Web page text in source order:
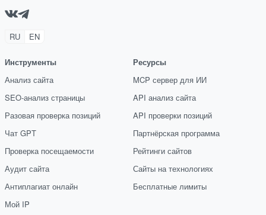
RU EN
Инструменты
Анализ сайта
SEO-анализ страницы
Разовая проверка позиций
Чат GPT
Проверка посещаемости
Аудит сайта
Антиплагиат онлайн
Мой IP
Ресурсы
MCP сервер для ИИ
API анализ сайта
API проверки позиций
Партнёрская программа
Рейтинги сайтов
Сайты на технологиях
Бесплатные лимиты